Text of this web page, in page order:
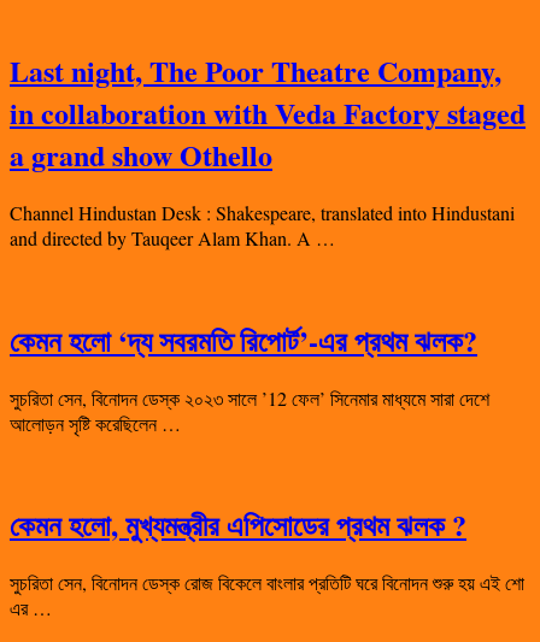
Last night, The Poor Theatre Company,
in collaboration with Veda Factory staged
a grand show Othello
Channel Hindustan Desk : Shakespeare, translated into Hindustani
and directed by Tauqeer Alam Khan. A …
কেমন হলো ‘দ্য সবরমতি রিপোর্ট’-এর প্রথম ঝলক?
সুচরিতা সেন, বিনোদন ডেস্ক ২০২৩ সালে ’12 ফেল’ সিনেমার মাধ্যমে সারা দেশে
আলোড়ন সৃষ্টি করেছিলেন …
কেমন হলো, মুখ্যমন্ত্রীর এপিসোডের প্রথম ঝলক ?
সুচরিতা সেন, বিনোদন ডেস্ক রোজ বিকেলে বাংলার প্রতিটি ঘরে বিনোদন শুরু হয় এই শো
এর …